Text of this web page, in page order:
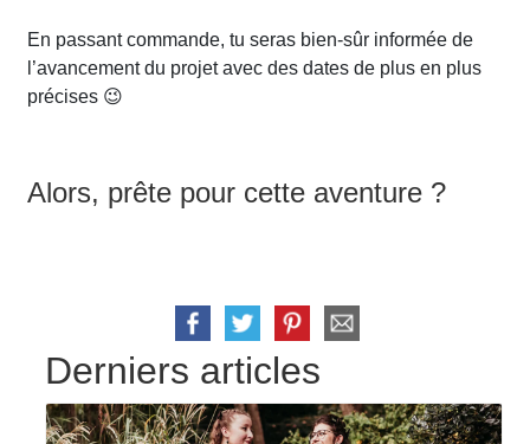
En passant commande, tu seras bien-sûr informée de
l’avancement du projet avec des dates de plus en plus
précises 😉
Alors, prête pour cette aventure ?
Derniers articles